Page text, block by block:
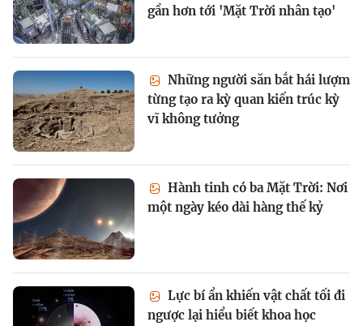
gần hơn tới 'Mặt Trời nhân tạo'
Những người săn bắt hái lượm
từng tạo ra kỳ quan kiến trúc kỳ
vĩ không tưởng
Hành tinh có ba Mặt Trời: Nơi
một ngày kéo dài hàng thế kỷ
Lực bí ẩn khiến vật chất tối đi
ngược lại hiểu biết khoa học